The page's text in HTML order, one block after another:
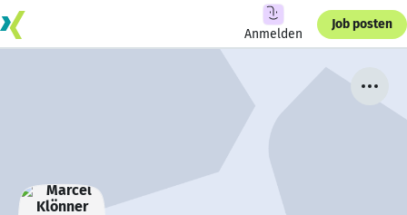
Anmelden
Job posten